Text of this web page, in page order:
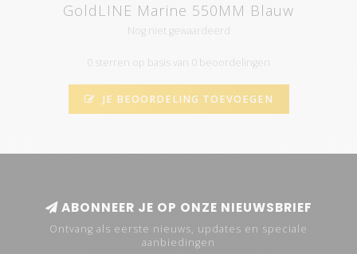
GoldLINE Marine 550MM Blauw
Nog niet gewaardeerd
0 sterren op basis van 0 beoordelingen
JE BEOORDELING TOEVOEGEN
ABONNEER JE OP ONZE NIEUWSBRIEF
Ontvang als eerste nieuws, updates en speciale
aanbiedingen